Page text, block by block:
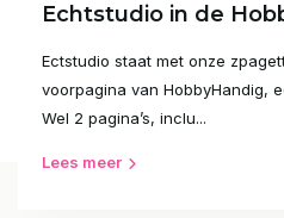
Echtstudio in de
Ectstudio staat met onze
voorpagina van HobbyHandig,
Wel 2 pagina’s, inclu...
Lees meer